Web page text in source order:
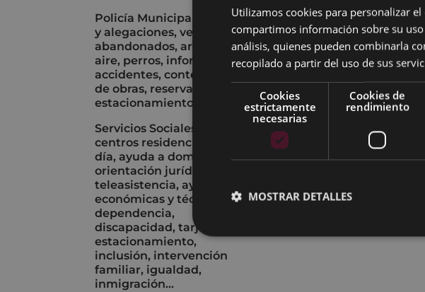
Policía Municipal: multas
y alegaciones, vehículos
abandonados, armas de
aire, perros, informes de
accidentes, contenedores
de obras, reserva de
estacionamiento...
Servicios Sociales:
centros residenciales y de
día, ayuda a domicilio,
orientación jurídica,
teleasistencia, ayudas
económicas y técnicas,
dependencia,
discapacidad, tarjeta de
estacionamiento,
inclusión, intervención
familiar, igualdad,
inmigración...
Utilizamos cookies para personalizar
compartimos información sobre su
análisis, quienes pueden combinarla
recopilado a partir del uso de sus
Cookies
estrictamente
necesarias
Cookies de
rendimiento
MOSTRAR DETALLES